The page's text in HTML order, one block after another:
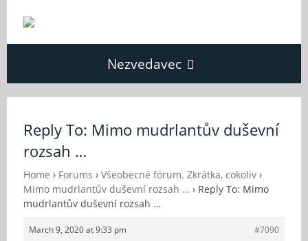
Nezvedavec
O Nezvědavci
Reply To: Mimo mudrlantův duševní
rozsah …
Home › Forums › Všeobecné fórum. Zkrátka, cokoliv ›
Mimo mudrlantův duševní rozsah … › Reply To: Mimo
mudrlantův duševní rozsah …
March 9, 2020 at 9:33 pm
#7090